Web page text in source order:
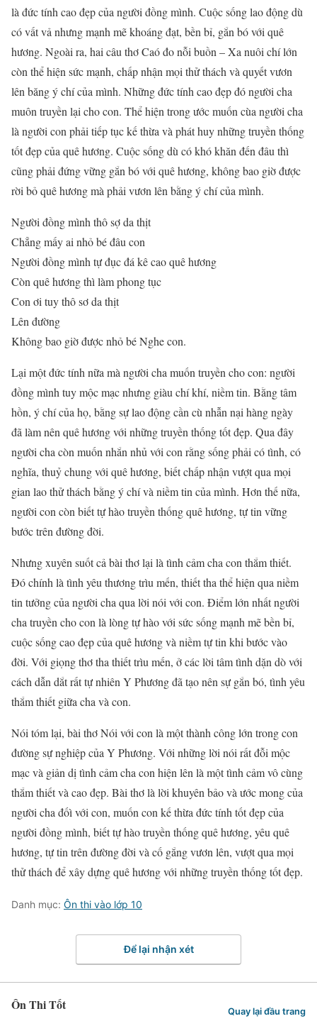
là đức tính cao đẹp của người đồng mình. Cuộc sống lao động dù
có vất vả nhưng mạnh mẽ khoáng đạt, bền bỉ, gắn bó với quê
hương. Ngoài ra, hai câu thơ Caó đo nỗi buồn – Xa nuôi chí lớn
còn thể hiện sức mạnh, chấp nhận mọi thử thách và quyết vươn
lên băng ý chí của mình. Những đức tính cao đẹp đó người cha
muôn truyền lại cho con. Thể hiện trong ước muốn cùa người cha
là người con phải tiếp tục kế thừa và phát huy những truyền thống
tốt đẹp của quê hương. Cuộc sống dù có khó khăn đến đâu thì
cũng phải đứng vững gắn bó với quê hương, không bao giờ được
rời bỏ quê hương mà phải vươn lên bằng ý chí của mình.
Người đồng mình thô sợ da thịt
Chẳng mấy ai nhỏ bé đâu con
Người đồng mình tự đục đá kê cao quê hương
Còn quê hương thì làm phong tục
Con ơi tuy thô sơ da thịt
Lên đường
Không bao giờ được nhỏ bé Nghe con.
Lại một đức tính nữa mà người cha muốn truyền cho con: người
đồng mình tuy mộc mạc nhưng giàu chí khí, niềm tin. Bằng tâm
hồn, ý chí của họ, bằng sự lao động cần cù nhẫn nại hàng ngày
đã làm nên quê hương với những truyền thống tốt đẹp. Qua đây
người cha còn muốn nhắn nhủ với con rằng sống phải có tình, có
nghĩa, thuỷ chung với quê hương, biết chấp nhận vượt qua mọi
gian lao thử thách bằng ý chí và niềm tin của mình. Hơn thế nữa,
người con còn biết tự hào truyền thống quê hương, tự tin vững
bước trên đường đời.
Nhưng xuyên suốt cả bài thơ lại là tình cảm cha con thắm thiết.
Đó chính là tình yêu thương trìu mến, thiết tha thể hiện qua niềm
tin tưởng của người cha qua lời nói với con. Điểm lớn nhất người
cha truyền cho con là lòng tự hào với sức sống mạnh mẽ bền bỉ,
cuộc sống cao đẹp của quê hương và niềm tự tin khi bước vào
đời. Với giọng thơ tha thiết trìu mến, ở các lời tâm tình dặn dò với
cách dẫn dắt rất tự nhiên Y Phương đã tạo nên sự gắn bó, tình yêu
thắm thiết giữa cha và con.
Nói tóm lại, bài thơ Nói với con là một thành công lớn trong con
đường sự nghiệp của Y Phương. Với những lời nói rất đỗi mộc
mạc và giản dị tình cảm cha con hiện lên là một tình cảm vô cùng
thắm thiết và cao đẹp. Bài thơ là lời khuyên bảo và ước mong của
người cha đốì với con, muốn con kế thừa đức tính tốt đẹp của
người đồng mình, biết tự hào truyền thống quê hương, yêu quê
hương, tự tin trên đường đời và cố gắng vươn lên, vượt qua mọi
thử thách để xây dựng quê hương với những truyền thống tốt đẹp.
Danh mục: Ôn thi vào lớp 10
Để lại nhận xét
Ôn Thi Tốt Quay lại đầu trang